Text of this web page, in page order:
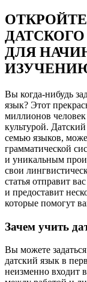
ДЛЯ
Вы когда-нибудь
язык? Этот
миллионов
культурой.
семью языков,
грамматической
и уникальным
свои
статья отправит
и предоставит
которые помогут
Зачем учить
Вы можете
датский язык в
неизменно входит